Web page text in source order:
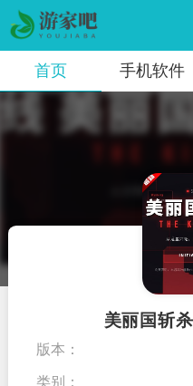
首页 手机软件
美丽国斩
版本：
类别：